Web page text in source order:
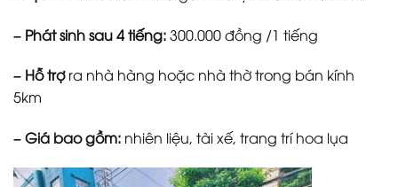
– Phát sinh sau 4 tiếng:300.000 đồng /1 tiếng
– Hỗ trợra nhà hàng hoặc nhà thờ trong bán kính
5km
– Giá bao gồm: nhiên liệu, tài xế, trang trí hoa lụa